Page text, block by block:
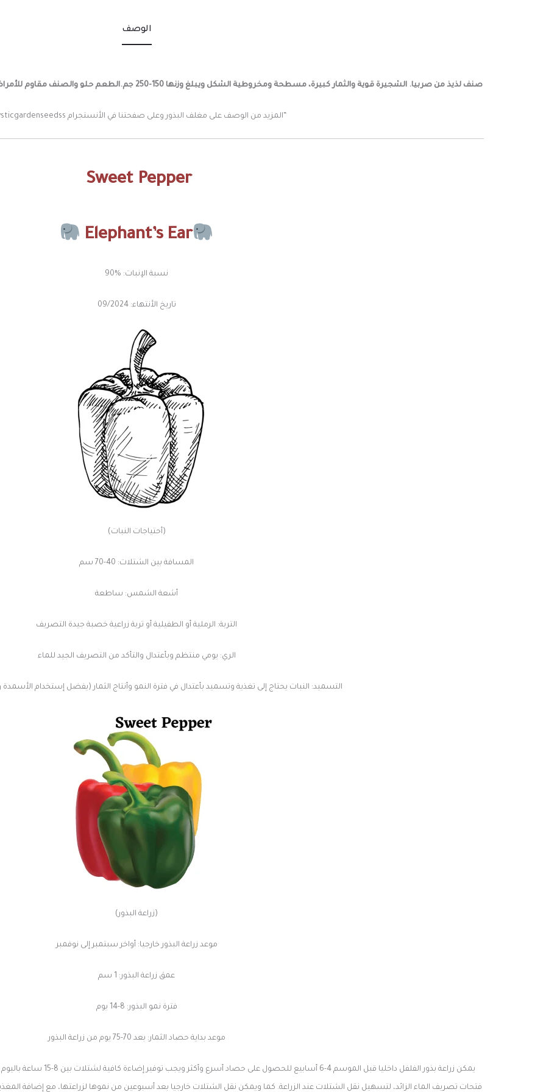
الوصف
صنف لذيذ من صربيا. الشجيرة قوية والثمار كبيرة، مسطحة ومخروطية الشكل ويبلغ وزنها 150-250 جم.الطعم حلو والصنف مقاوم للأمراض وعالي الأنتاج.
“المزيد من الوصف على مغلف البذور وعلى صفحتنا في الأنستجرام mysticgardenseedss”
Sweet Pepper
Elephant’s Ear
نسبة الإنبات: %90
تاريخ الأنتهاء: 09/2024
(أحتياجات النبات)
المسافة بين الشتلات: 40-70 سم
أشعة الشمس: ساطعة
التربة: الرملية أو الطفيلية أو تربة زراعية خصبة جيدة التصريف
الري: يومي منتظم وبأعتدال والتأكد من التصريف الجيد للماء
التسميد: النبات يحتاج إلى تغذية وتسميد بأعتدال في فترة النمو وأنتاج الثمار (يفضل إستخدام
(زراعة البذور)
موعد زراعة البذور خارجيا: أواخر سبتمبر إلى نوفمبر
عمق زراعة البذور: 1 سم
فترة نمو البذور: 8-14 يوم
موعد بداية حصاد الثمار: بعد 70-75 يوم من زراعة البذور
يمكن زراعة بذور الفلفل داخليا
فتحات تصريف الماء الزائد، لتسهيل نقل الشتلات عند الزراعة. كما ويمكن نقل الشتلات خارجيا بعد أسبوعين من نموها لزراعتها، مع إضافة